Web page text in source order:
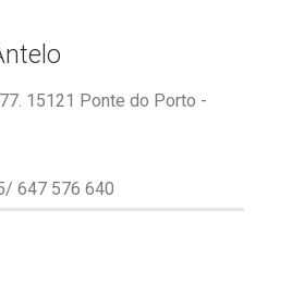
15121 Ponte do Porto -
647 576 640